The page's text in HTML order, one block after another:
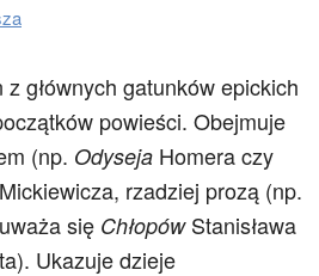
głównych gatunków epickich
powieści. Obejmuje
(np. Odyseja Homera czy
rzadziej prozą (np.
się Chłopów Stanisława
Ukazuje dzieje